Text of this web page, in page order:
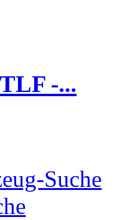
-...
Suche